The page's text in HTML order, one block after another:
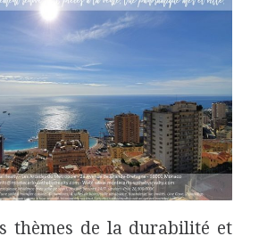
thèmes de la durabilité et